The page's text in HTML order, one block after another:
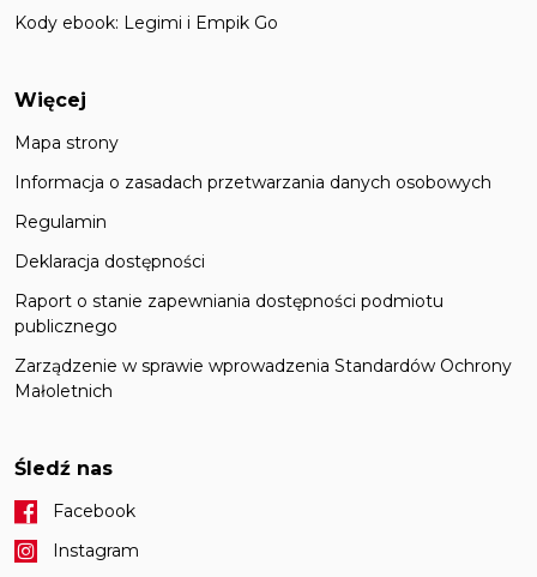
Kody ebook: Legimi i Empik Go
Więcej
Mapa strony
Informacja o zasadach przetwarzania danych osobowych
Regulamin
Deklaracja dostępności
Raport o stanie zapewniania dostępności podmiotu
publicznego
Zarządzenie w sprawie wprowadzenia Standardów Ochrony
Małoletnich
Śledź nas
Facebook
Instagram